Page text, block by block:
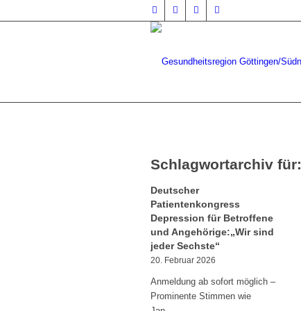
Schlagwortarchiv für:
Deutscher
Patientenkongress
Depression für Betroffene
und Angehörige:„Wir sind
jeder Sechste“
20. Februar 2026
Anmeldung ab sofort möglich –
Prominente Stimmen wie